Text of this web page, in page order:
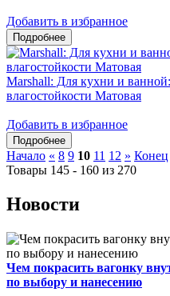
Добавить в избранное
Marshall: Для кухни и
влагостойкости Матовая
Добавить в избранное
Начало « 8 9 10 11 12 » Конец
Товары 145 - 160 из 270
Новости
Чем покрасить вагонку
по выбору и нанесению